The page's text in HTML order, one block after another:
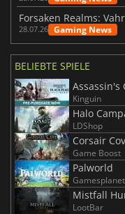
28.07.26 Gaming News
BELIEBTE SPIELE
Assassin's
Kinguin
Halo
LDShop
Corsair
Game Boost
Palworld
Mistfall
LootBar